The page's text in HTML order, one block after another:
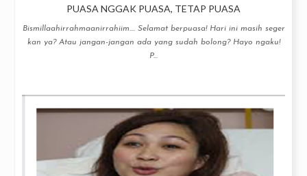
PUASA NGGAK PUASA, TETAP PUASA
Bismillaahirrahmaanirrahiim.... Selamat berpuasa! Hari ini masih seger
kan ya? Atau jangan-jangan ada yang sudah bolong? Hayo ngaku!
P...